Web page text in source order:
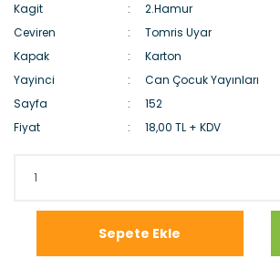
Kagit
2.Hamur
Ceviren
Tomris Uyar
Kapak
Karton
Yayinci
Can Çocuk Yayınları
Sayfa
152
Fiyat
18,00 TL + KDV
Sepete Ekle